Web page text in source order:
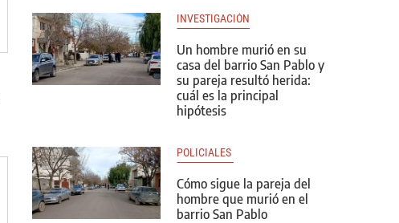
INVESTIGACIÓN
Un hombre murió en su
casa del barrio San Pablo y
su pareja resultó herida:
cuál es la principal
hipótesis
POLICIALES
Cómo sigue la pareja del
hombre que murió en el
barrio San Pablo